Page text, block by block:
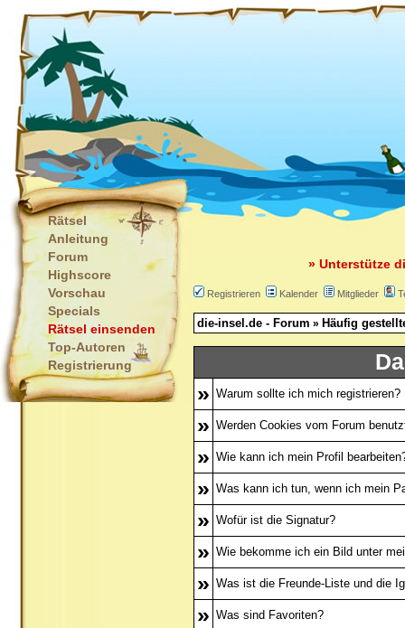
Rätsel
Anleitung
Forum
Highscore
Vorschau
Specials
Rätsel einsenden
Top-Autoren
Registrierung
» Unterstütze
Registrieren Kalender Mitglieder
die-insel.de - Forum » Häufig
» Warum sollte ich mich registrieren?
» Werden Cookies vom Forum
» Wie kann ich mein Profil
» Was kann ich tun, wenn ich mein
» Wofür ist die Signatur?
» Wie bekomme ich ein Bild unter
» Was ist die Freunde-Liste und die
» Was sind Favoriten?